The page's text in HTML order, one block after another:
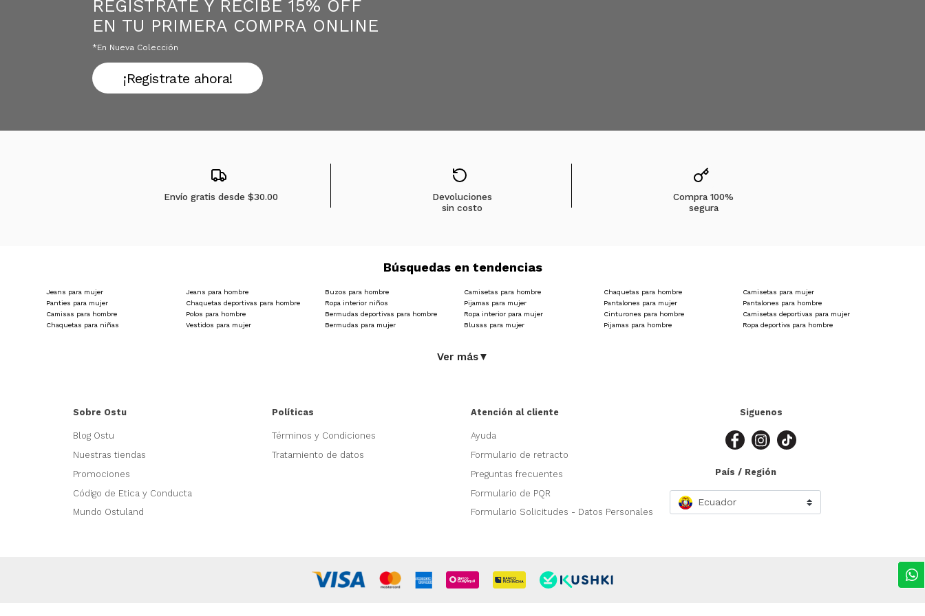
REGÍSTRATE Y RECIBE 15% OFF
EN TU PRIMERA COMPRA ONLINE
*en Nueva Colección
¡Registrate ahora!
Envío gratis desde$30.00
Devoluciones
sin costo
Compra 100%
segura
Búsquedas en tendencias
Jeans para mujer Jeans para hombre Buzos para hombre Camisetas para hombre Chaquetas para hombre
Camisetas para mujer
Panties para mujer
Chaquetas deportivas para hombre Ropa interior niños Pijamas para mujer Pantalones para mujer
Pantalones para hombre
Camisas para hombre
Polos para hombre Bermudas deportivas para hombre Ropa interior para mujer Cinturones para hombre
Camisetas deportivas para mujer
Chaquetas para niñas
Vestidos para mujer Bermudas para mujer Blusas para mujer Pijamas para hombre Ropa deportiva para hombre
Ver más▼
Sobre Ostu
Blog Ostu
Nuestras tiendas
Promociones
Código de Etica y Conducta
Mundo Ostuland
Políticas
Términos y Condiciones
Tratamiento de datos
Atención al cliente
Ayuda
Formulario de retracto
Preguntas frecuentes
Formulario de PQR
Formulario Solicitudes - Datos Personales
Siguenos
País / Región
Ecuador